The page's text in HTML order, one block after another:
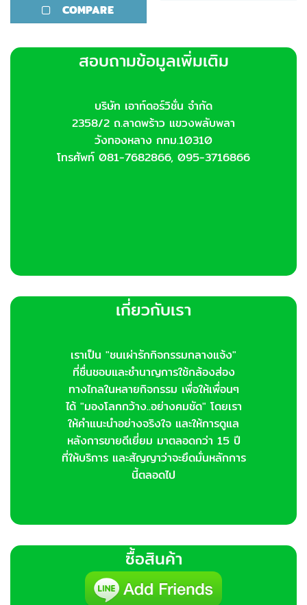
COMPARE
สอบถามข้อมูลเพิ่มเติม
บริษัท เอาท์ดอร์วิชั่น จำกัด
2358/2 ถ.ลาดพร้าว แขวงพลับพลา
วังทองหลาง กทม.10310
โทรศัพท์ 081-7682866, 095-3716866
เกี่ยวกับเรา
เราเป็น "ชนเผ่ารักกิจกรรมกลางแจ้ง"
ที่ชื่นชอบและชำนาญการใช้กล้องส่อง
ทางไกลในหลายกิจกรรม เพื่อให้เพื่อนๆ
ได้ "มองโลกกว้าง..อย่างคมชัด" โดยเรา
ให้คำแนะนำอย่างจริงใจ และให้การดูแล
หลังการขายดีเยี่ยม มาตลอดกว่า 15 ปี
ที่ให้บริการ และสัญญาว่าจะยึดมั่นหลักการ
นี้ตลอดไป
ซื้อสินค้า